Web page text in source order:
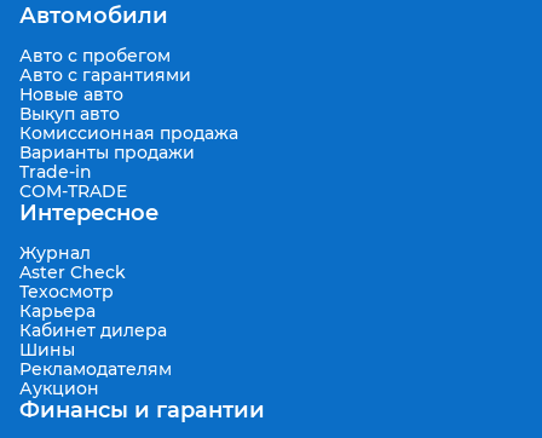
Автомобили
Авто с пробегом
Авто с гарантиями
Новые авто
Выкуп авто
Комиссионная продажа
Варианты продажи
Trade-in
COM-TRADE
Интересное
Журнал
Aster Check
Техосмотр
Карьера
Кабинет дилера
Шины
Рекламодателям
Аукцион
Финансы и гарантии